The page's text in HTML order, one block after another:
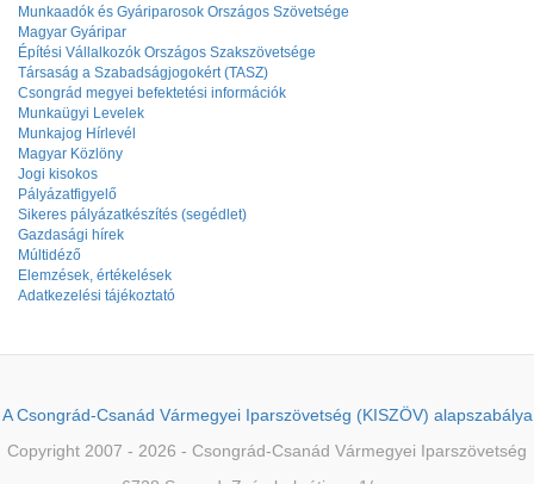
Munkaadók és Gyáriparosok Országos Szövetsége
Magyar Gyáripar
Építési Vállalkozók Országos Szakszövetsége
Társaság a Szabadságjogokért (TASZ)
Csongrád megyei befektetési információk
Munkaügyi Levelek
Munkajog Hírlevél
Magyar Közlöny
Jogi kisokos
Pályázatfigyelő
Sikeres pályázatkészítés (segédlet)
Gazdasági hírek
Múltidéző
Elemzések, értékelések
Adatkezelési tájékoztató
A Csongrád-Csanád Vármegyei Iparszövetség (KISZÖV) alapszabálya
Copyright 2007 - 2026 - Csongrád-Csanád Vármegyei Iparszövetség